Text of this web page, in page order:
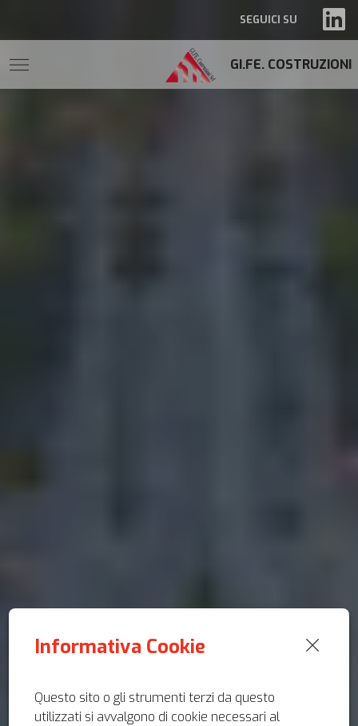
SEGUICI SU
GI.FE. COSTRUZIONI
Informativa Cookie
Questo sito o gli strumenti terzi da questo
utilizzati si avvalgono di cookie necessari al